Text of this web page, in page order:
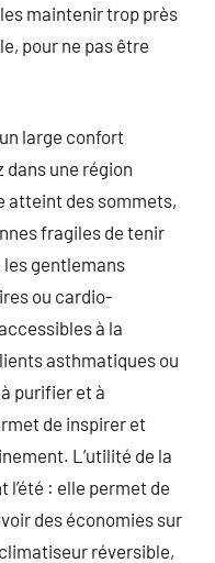
maintenir trop près
pour ne pas être
large confort
une région
atteint des sommets,
fragiles de tenir
les gentlemans
ou cardio-
à la
asthmatiques ou
purifier et à
de inspirer et
L’utilité de la
: elle permet de
des économies sur
réversible,